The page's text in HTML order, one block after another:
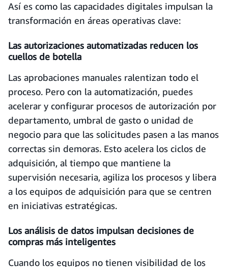
Así es como las capacidades digitales impulsan la
transformación en áreas operativas clave:
Las autorizaciones automatizadas reducen los
cuellos de botella
Las aprobaciones manuales ralentizan todo el
proceso. Pero con la automatización, puedes
acelerar y configurar procesos de autorización por
departamento, umbral de gasto o unidad de
negocio para que las solicitudes pasen a las manos
correctas sin demoras. Esto acelera los ciclos de
adquisición, al tiempo que mantiene la
supervisión necesaria, agiliza los procesos y libera
a los equipos de adquisición para que se centren
en iniciativas estratégicas.
Los análisis de datos impulsan decisiones de
compras más inteligentes
Cuando los equipos no tienen visibilidad de los